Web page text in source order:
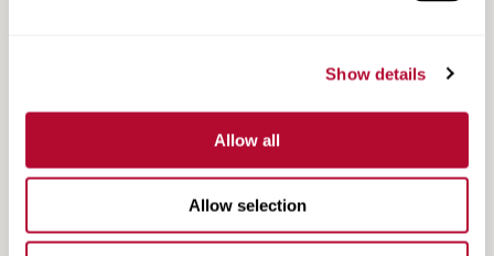
Show details
Allow all
Allow selection